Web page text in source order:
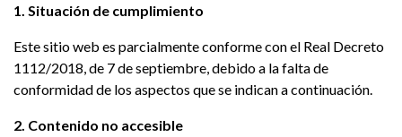
1. Situación de cumplimiento
Este sitio web es parcialmente conforme con el Real Decreto
1112/2018, de 7 de septiembre, debido a la falta de
conformidad de los aspectos que se indican a continuación.
2. Contenido no accesible